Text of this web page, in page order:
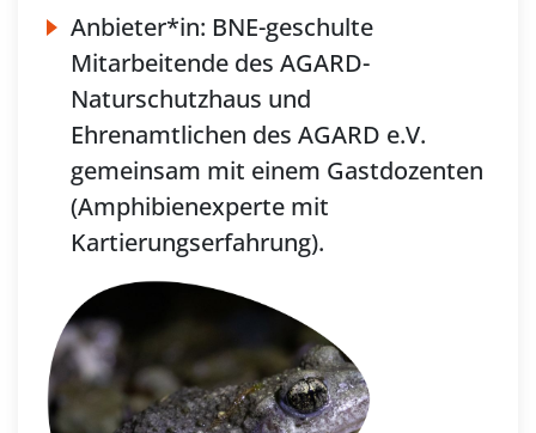
Anbieter*in: BNE-geschulte
Mitarbeitende des AGARD-
Naturschutzhaus und
Ehrenamtlichen des AGARD e.V.
gemeinsam mit einem Gastdozenten
(Amphibienexperte mit
Kartierungserfahrung).